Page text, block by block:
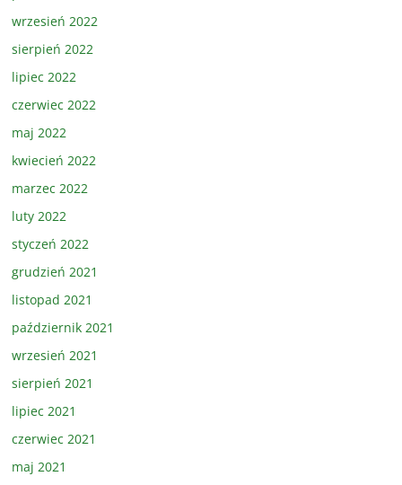
wrzesień 2022
sierpień 2022
lipiec 2022
czerwiec 2022
maj 2022
kwiecień 2022
marzec 2022
luty 2022
styczeń 2022
grudzień 2021
listopad 2021
październik 2021
wrzesień 2021
sierpień 2021
lipiec 2021
czerwiec 2021
maj 2021